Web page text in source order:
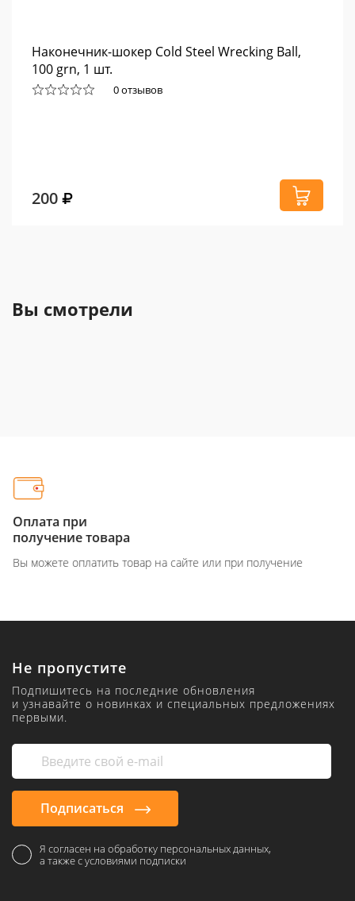
Наконечник-шокер Cold Steel Wrecking Ball,
100 grn, 1 шт.
0 отзывов
200
Вы смотрели
Оплата при
получение товара
Вы можете оплатить товар на сайте или при получение
Не пропустите
Подпишитесь на последние обновления
и узнавайте о новинках и специальных предложениях
первыми.
Подписаться
Я согласен на обработку персональных данных,
а также с условиями подписки